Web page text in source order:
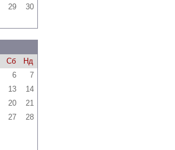
29 30
Сб
Нд
6
7
13
14
20
21
27
28